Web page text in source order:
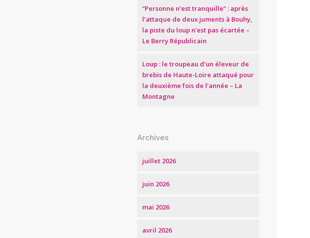
“Personne n’est tranquille” : après
l’attaque de deux juments à Bouhy,
la piste du loup n’est pas écartée –
Le Berry Républicain
Loup : le troupeau d’un éleveur de
brebis de Haute-Loire attaqué pour
la deuxième fois de l’année – La
Montagne
Archives
juillet 2026
juin 2026
mai 2026
avril 2026